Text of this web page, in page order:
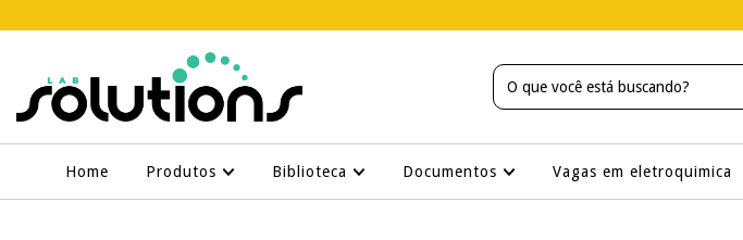
Home Produtos Biblioteca Documentos Vagas em eletroquimica